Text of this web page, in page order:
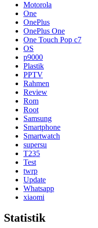
Motorola
One
OnePlus
OnePlus One
One Touch Pop c7
OS
p9000
Plastik
PPTV
Rahmen
Review
Rom
Root
Samsung
Smartphone
Smartwatch
supersu
T235
Test
twrp
Update
Whatsapp
xiaomi
Statistik